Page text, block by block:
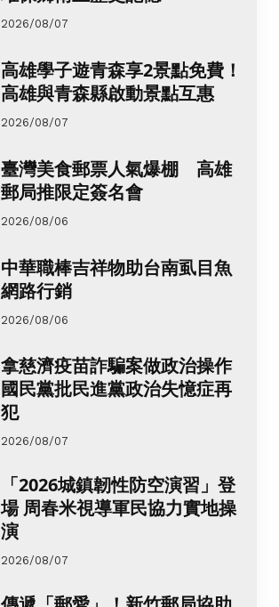
2026/08/07
高雄學子遊青森享2景點免費！
高雄與青森縣啟動景點互惠
2026/08/07
臺灣美食郵票人氣爆棚 高雄
郵局推限定簽名會
2026/08/06
中華職棒吉祥物助台南虱目魚
網路行銷
2026/08/06
拿慈濟疫苗詐騙案做政治操作
國民黨批民進黨政治失憶症再
犯
2026/08/07
「2026城鎮韌性防空演習」登
場 周春米視導軍民協力實地操
演
2026/08/07